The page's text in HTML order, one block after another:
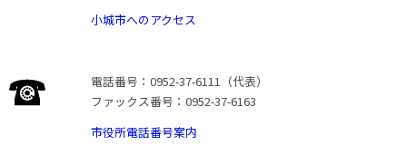
小城市へのアクセス
電話番号：0952-37-6111（代表）
ファックス番号：0952-37-6163
市役所電話番号案内